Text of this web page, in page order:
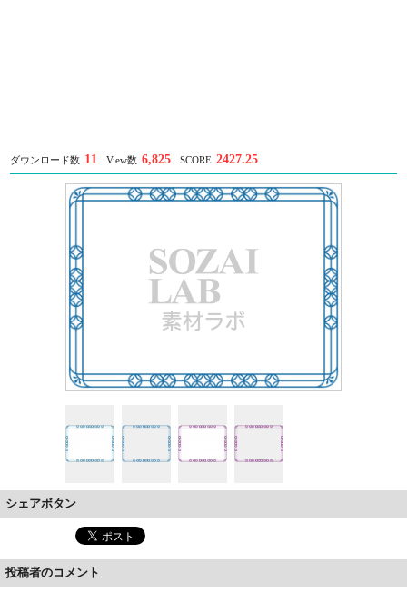
ダウンロード数 11 View数 6,825 SCORE 2427.25
シェアボタン
投稿者のコメント